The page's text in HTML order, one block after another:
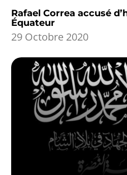
Rafael Correa accusé
Équateur
29 Octobre 2020